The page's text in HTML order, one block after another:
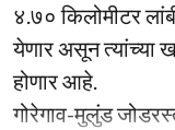
४.७० किलोमीटर
येणार असून त्यांच्या
होणार आहे.
गोरेगाव-मुलुंड